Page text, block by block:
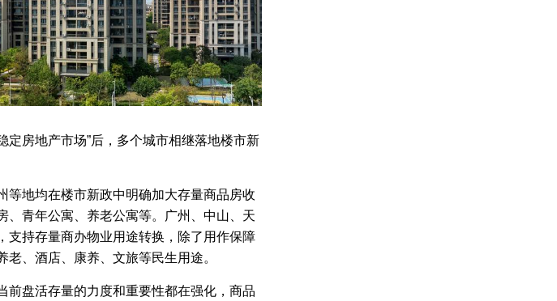
定房地产市场”后，多个城市相继落地楼市新
等地均在楼市新政中明确加大存量商品房收
、青年公寓、养老公寓等。广州、中山、天
支持存量商办物业用途转换，除了用作保障
、酒店、康养、文旅等民生用途。
前盘活存量的力度和重要性都在强化，商品